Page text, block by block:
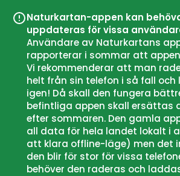
Naturkartan-appen kan
uppdateras för vissa
Användare av Naturkartans
rapporterar i sommar att
Vi rekommenderar att man
helt från sin telefon i så fall och
igen! Då skall den fungera
befintliga appen skall ersättas
efter sommaren. Den gamla
all data för hela landet lokalt i
att klara offline-läge) men det
den blir för stor för vissa
behöver den raderas och